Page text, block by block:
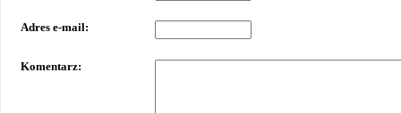
Adres e-mail:
Komentarz: